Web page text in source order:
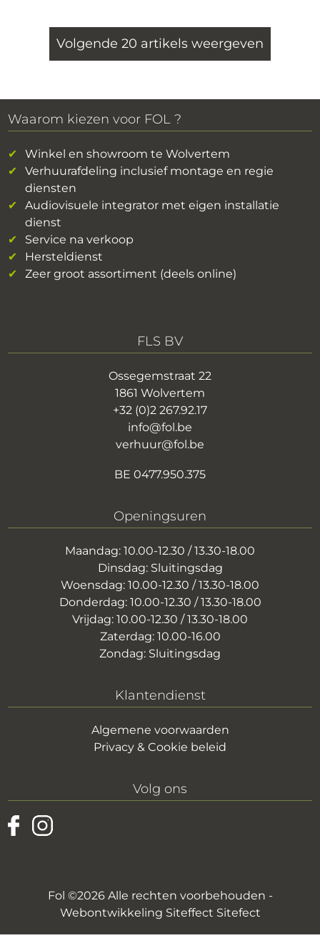
Volgende 20 artikels weergeven
Waarom kiezen voor FOL ?
Winkel en showroom te Wolvertem
Verhuurafdeling inclusief montage en regie
diensten
Audiovisuele integrator met eigen installatie
dienst
Service na verkoop
Hersteldienst
Zeer groot assortiment (deels online)
FLS BV
Ossegemstraat 22
1861 Wolvertem
+32 (0)2 267.92.17
info@fol.be
verhuur@fol.be
BE 0477.950.375
Openingsuren
Maandag: 10.00-12.30 / 13.30-18.00
Dinsdag: Sluitingsdag
Woensdag: 10.00-12.30 / 13.30-18.00
Donderdag: 10.00-12.30 / 13.30-18.00
Vrijdag: 10.00-12.30 / 13.30-18.00
Zaterdag: 10.00-16.00
Zondag: Sluitingsdag
Klantendienst
Algemene voorwaarden
Privacy & Cookie beleid
Volg ons
Fol ©2026 Alle rechten voorbehouden -
Webontwikkeling Siteffect Sitefect